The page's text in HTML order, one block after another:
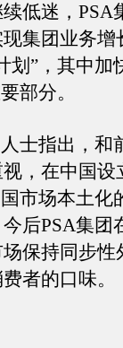
迷，PSA
集团业务增
划”，其中加
部分。
指出，和
，在中国设
市场本土化
后PSA集团
保持同步性
者的口味。